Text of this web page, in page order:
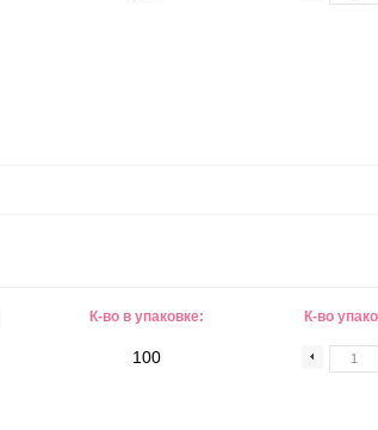
К-во в упаковке: К-во
100